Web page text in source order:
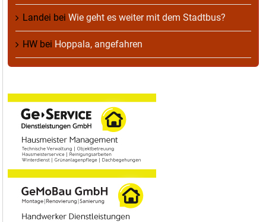
Landei bei Wie geht es weiter mit dem Stadtbus?
HW bei Hoppala, angefahren